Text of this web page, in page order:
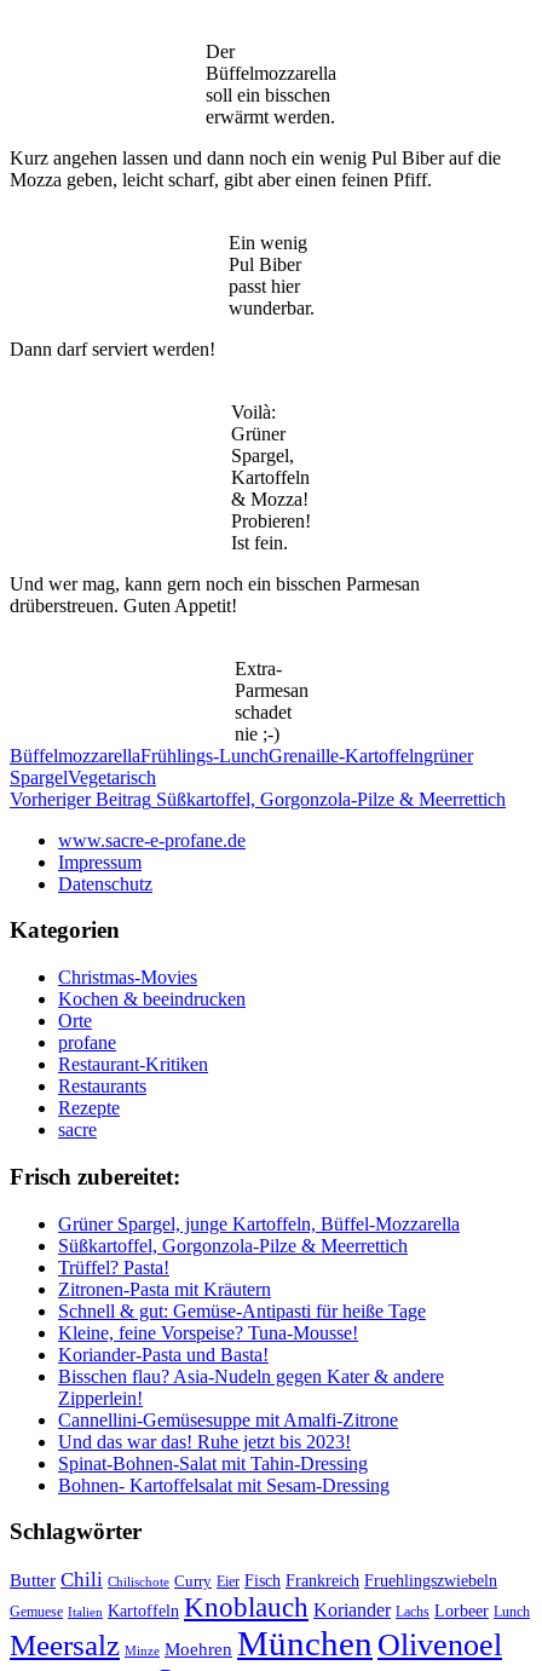
Der
Büffelmozzarella
soll ein bisschen
erwärmt werden.
Kurz angehen lassen und dann noch ein wenig Pul Biber auf die
Mozza geben, leicht scharf, gibt aber einen feinen Pfiff.
Ein wenig
Pul Biber
passt hier
wunderbar.
Dann darf serviert werden!
Voilà:
Grüner
Spargel,
Kartoffeln
& Mozza!
Probieren!
Ist fein.
Und wer mag, kann gern noch ein bisschen Parmesan
drüberstreuen. Guten Appetit!
Extra-
Parmesan
schadet
nie ;-)
BüffelmozzarellaFrühlings-LunchGrenaille-Kartoffelngrüner
SpargelVegetarisch
Beitragsnavigation
Vorheriger Beitrag Süßkartoffel, Gorgonzola-Pilze & Meerrettich
www.sacre-e-profane.de
Impressum
Datenschutz
Kategorien
Christmas-Movies
Kochen & beeindrucken
Orte
profane
Restaurant-Kritiken
Restaurants
Rezepte
sacre
Frisch zubereitet:
Grüner Spargel, junge Kartoffeln, Büffel-Mozzarella
Süßkartoffel, Gorgonzola-Pilze & Meerrettich
Trüffel? Pasta!
Zitronen-Pasta mit Kräutern
Schnell & gut: Gemüse-Antipasti für heiße Tage
Kleine, feine Vorspeise? Tuna-Mousse!
Koriander-Pasta und Basta!
Bisschen flau? Asia-Nudeln gegen Kater & andere
Zipperlein!
Cannellini-Gemüsesuppe mit Amalfi-Zitrone
Und das war das! Ruhe jetzt bis 2023!
Spinat-Bohnen-Salat mit Tahin-Dressing
Bohnen- Kartoffelsalat mit Sesam-Dressing
Schlagwörter
Butter Chili Chilischote Curry Eier Fisch Frankreich Fruehlingszwiebeln
Gemuese Italien Kartoffeln Knoblauch Koriander Lachs Lorbeer Lunch
Meersalz Minze Moehren München Olivenoel